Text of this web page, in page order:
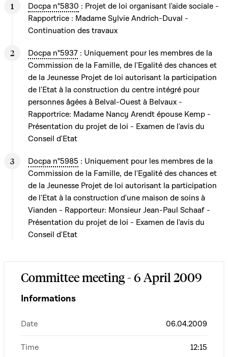
Docpa n°5830 : Projet de loi organisant l'aide sociale -
Rapportrice : Madame Sylvie Andrich-Duval -
Continuation des travaux
Docpa n°5937 : Uniquement pour les membres de la
Commission de la Famille, de l'Egalité des chances et
de la Jeunesse Projet de loi autorisant la participation
de l'Etat à la construction du centre intégré pour
personnes âgées à Belval-Ouest à Belvaux -
Rapportrice: Madame Nancy Arendt épouse Kemp -
Présentation du projet de loi - Examen de l'avis du
Conseil d'Etat
Docpa n°5985 : Uniquement pour les membres de la
Commission de la Famille, de l'Egalité des chances et
de la Jeunesse Projet de loi autorisant la participation
de l'Etat à la construction d'une maison de soins à
Vianden - Rapporteur: Monsieur Jean-Paul Schaaf -
Présentation du projet de loi - Examen de l'avis du
Conseil d'Etat
Committee meeting - 6 April 2009
Informations
Date 06.04.2009
Time 12:15